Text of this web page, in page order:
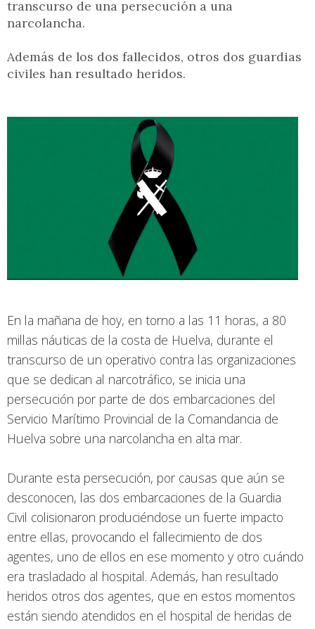
transcurso de una persecución a una
narcolancha.
Además de los dos fallecidos, otros dos guardias
civiles han resultado heridos.
En la mañana de hoy, en torno a las 11 horas, a 80
millas náuticas de la costa de Huelva, durante el
transcurso de un operativo contra las organizaciones
que se dedican al narcotráfico, se inicia una
persecución por parte de dos embarcaciones del
Servicio Marítimo Provincial de la Comandancia de
Huelva sobre una narcolancha en alta mar.
Durante esta persecución, por causas que aún se
desconocen, las dos embarcaciones de la Guardia
Civil colisionaron produciéndose un fuerte impacto
entre ellas, provocando el fallecimiento de dos
agentes, uno de ellos en ese momento y otro cuándo
era trasladado al hospital. Además, han resultado
heridos otros dos agentes, que en estos momentos
están siendo atendidos en el hospital de heridas de